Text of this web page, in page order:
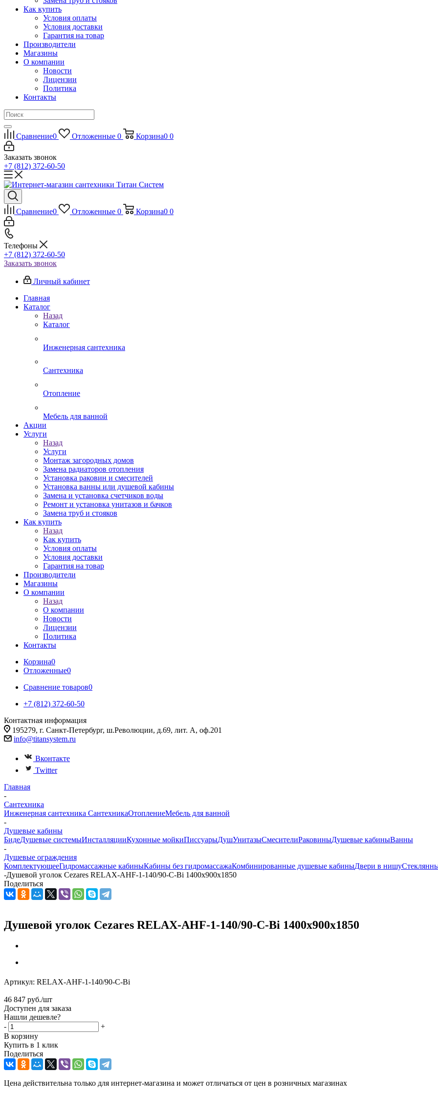
Как купить
Условия оплаты
Условия доставки
Гарантия на товар
Производители
Магазины
О компании
Новости
Лицензии
Политика
Контакты
Сравнение0 Отложенные 0 Корзина0 0
Заказать звонок
+7 (812) 372-60-50
Сравнение0 Отложенные 0 Корзина0 0
Телефоны
+7 (812) 372-60-50
Заказать звонок
Личный кабинет
Главная
Каталог
Назад
Каталог
Инженерная сантехника
Сантехника
Отопление
Мебель для ванной
Акции
Услуги
Назад
Услуги
Монтаж загородных домов
Замена радиаторов отопления
Установка раковин и смесителей
Установка ванны или душевой кабины
Замена и установка счетчиков воды
Ремонт и установка унитазов и бачков
Замена труб и стояков
Как купить
Назад
Как купить
Условия оплаты
Условия доставки
Гарантия на товар
Производители
Магазины
О компании
Назад
О компании
Новости
Лицензии
Политика
Контакты
Корзина0
Отложенные0
Сравнение товаров0
+7 (812) 372-60-50
Контактная информация
195279, г. Санкт-Петербург, ш.Революции, д.69, лит. А, оф.201
info@titansystem.ru
Вконтакте
Twitter
Главная
-
Сантехника
Инженерная сантехника СантехникаОтоплениеМебель для ванной
-
Душевые кабины
БидеДушевые системыИнсталляцииКухонные мойкиПиссуарыДушУнитазыСмесителиРаковиныДушевые кабиныВанны
-
Душевые ограждения
КомплектующееГидромассажные кабиныКабины без гидромассажаКомбинированные душевые кабиныДвери в нишу
-Душевой уголок Cezares RELAX-AHF-1-140/90-C-Bi 1400х900х1850
Поделиться
Душевой уголок Cezares RELAX-AHF-1-140/90-C-Bi 1400х900х1850
Артикул: RELAX-AHF-1-140/90-C-Bi
46 847 руб./шт
Доступен для заказа
Нашли дешевле?
-
+
В корзину
Купить в 1 клик
Поделиться
Цена действительна только для интернет-магазина и может отличаться от цен в розничных магазинах